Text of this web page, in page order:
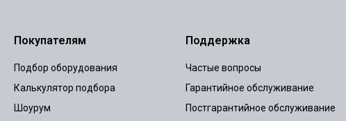
Покупателям
Подбор оборудования
Калькулятор подбора
Шоурум
Поддержка
Частые вопросы
Гарантийное обслуживание
Постгарантийное обслуживание